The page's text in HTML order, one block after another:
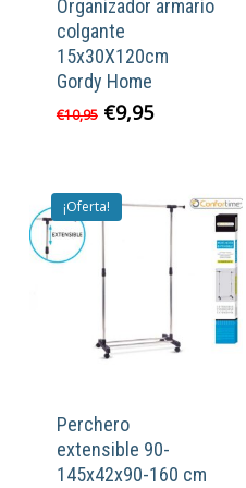
Organizador armario
colgante
15x30X120cm
Gordy Home
€10,95 El
€10,95.
€9,95El
€9,95.
¡Oferta!
Perchero
extensible 90-
145x42x90-160 cm